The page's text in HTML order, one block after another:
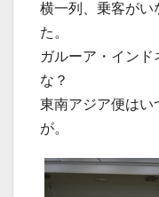
横一列、乗客がい
た。
ガルーア・イン
な？
東南アジア便はい
が。